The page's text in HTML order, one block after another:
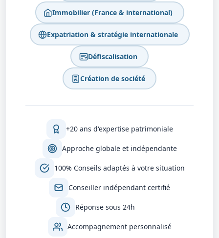
Immobilier (France & international)
Expatriation & stratégie internationale
Défiscalisation
Création de société
+20 ans d'expertise patrimoniale
Approche globale et indépendante
100% Conseils adaptés à votre situation
Conseiller indépendant certifié
Réponse sous 24h
Accompagnement personnalisé